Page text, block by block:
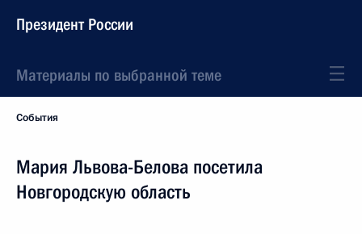
Президент России
Материалы по выбранной теме
События
Мария Львова-Белова посетила
Новгородскую область